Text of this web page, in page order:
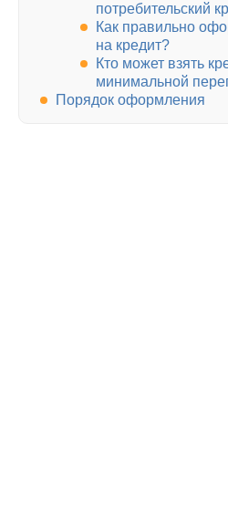
потребительский
Как правильно
на кредит?
Кто может взять
минимальной
Порядок оформления